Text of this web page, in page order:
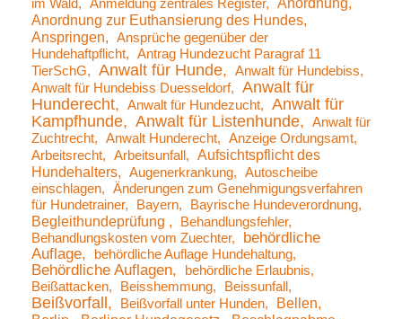
im Wald
Anmeldung zentrales Register
Anordnung zur Euthansierung des Hundes
Anspringen
Ansprüche gegenüber der
Hundehaftpflicht
Antrag Hundezucht Paragraf 11
TierSchG
Anwalt für Hunde
Anwalt für Hundebiss
Anwalt für Hundebiss Duesseldorf
Anwalt für
Hunderecht
Anwalt für Hundezucht
Anwalt für
Kampfhunde
Anwalt für Listenhunde
Anwalt für
Zuchtrecht
Anwalt Hunderecht
Anzeige Ordungsamt
Arbeitsrecht
Arbeitsunfall
Aufsichtspflicht des
Hundehalters
Augenerkrankung
Autoscheibe
einschlagen
Änderungen zum Genehmigungsverfahren
für Hundetrainer
Bayern Bayrische Hundeverordnung
Begleithundeprüfung
Behandlungsfehler
Behandlungskosten vom Zuechter
behördliche
Auflage
behördliche Auflage Hundehaltung
Behördliche Auflagen
behördliche Erlaubnis
Beißattacken
Beisshemmung Beissunfall
Beißvorfall Beißvorfall unter Hunden
Bellen